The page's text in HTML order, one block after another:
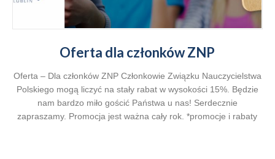
Oferta dla członków ZNP
Oferta – Dla członków ZNP Członkowie Związku Nauczycielstwa
Polskiego mogą liczyć na stały rabat w wysokości 15%. Będzie
nam bardzo miło gościć Państwa u nas! Serdecznie
zapraszamy. Promocja jest ważna cały rok. *promocje i rabaty